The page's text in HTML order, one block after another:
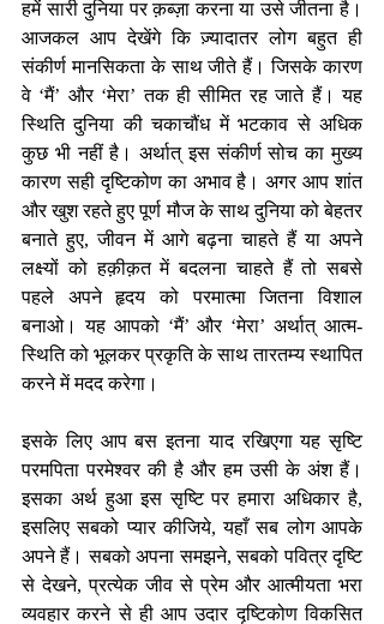
हमें सारी दुनिया पर क़ब्ज़ा करना या उसे जीतना है।
आजकल आप देखेंगे कि ज़्यादातर लोग बहुत ही
संकीर्ण मानसिकता के साथ जीते हैं। जिसके कारण
वे ‘मैं’ और ‘मेरा’ तक ही सीमित रह जाते हैं। यह
स्थिति दुनिया की चकाचौंध में भटकाव से अधिक
कुछ भी नहीं है। अर्थात् इस संकीर्ण सोच का मुख्य
कारण सही दृष्टिकोण का अभाव है। अगर आप शांत
और खुश रहते हुए पूर्ण मौज के साथ दुनिया को बेहतर
बनाते हुए, जीवन में आगे बढ़ना चाहते हैं या अपने
लक्ष्यों को हक़ीक़त में बदलना चाहते हैं तो सबसे
पहले अपने हृदय को परमात्मा जितना विशाल
बनाओ। यह आपको ‘मैं’ और ‘मेरा’ अर्थात् आत्म-
स्थिति को भूलकर प्रकृति के साथ तारतम्य स्थापित
करने में मदद करेगा।
इसके लिए आप बस इतना याद रखिएगा यह सृष्टि
परमपिता परमेश्वर की है और हम उसी के अंश हैं।
इसका अर्थ हुआ इस सृष्टि पर हमारा अधिकार है,
इसलिए सबको प्यार कीजिये, यहाँ सब लोग आपके
अपने हैं। सबको अपना समझने, सबको पवित्र दृष्टि
से देखने, प्रत्येक जीव से प्रेम और आत्मीयता भरा
व्यवहार करने से ही आप उदार दृष्टिकोण विकसित